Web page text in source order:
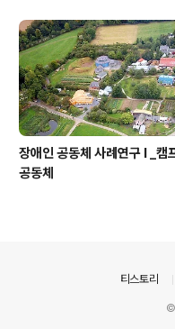
장애인 공동체 사례연구 I _캠
공동체
티스토리
©